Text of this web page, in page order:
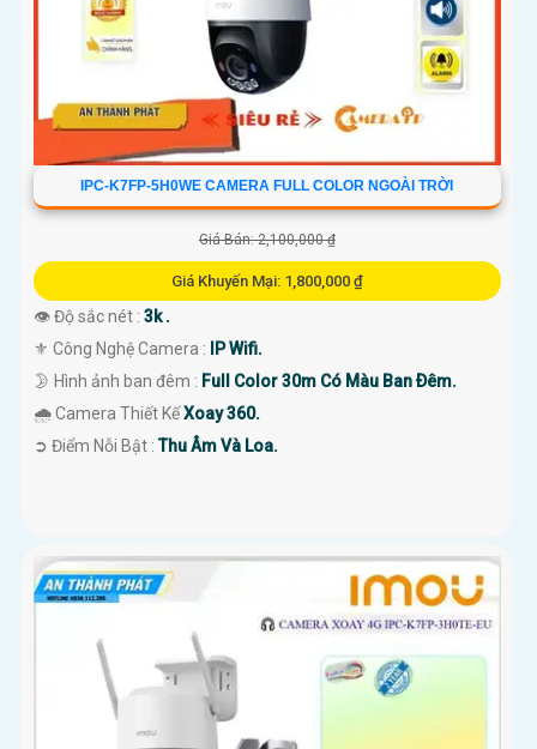
IPC-K7FP-5H0WE CAMERA FULL COLOR NGOÀI TRỜI
Giá Bán: 2,100,000 ₫
Giá Khuyến Mại: 1,800,000 ₫
👁 Độ sắc nét : 3k .
⚜️ Công Nghệ Camera :
IP Wifi.
🌛 Hình ảnh ban đêm : Full Color 30m Có Màu Ban Ðêm.
🌧️ Camera Thiết KếXoay 360.
️➲ Điểm Nỗi Bật :Thu Âm Và Loa.